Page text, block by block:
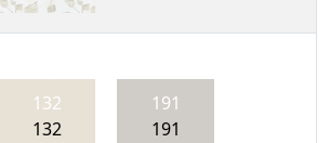
132
132
191
191